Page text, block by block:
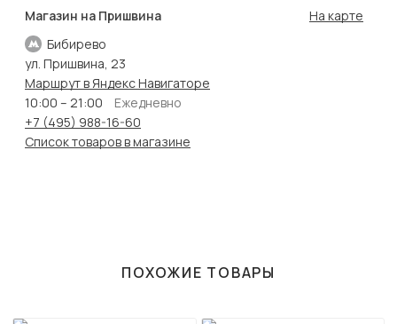
Магазин на Пришвина
Бибирево
На карте
ул. Пришвина, 23
Маршрут в Яндекс Навигаторе
10:00 – 21:00
Ежедневно
+7 (495) 988-16-60
Список товаров в магазине
ПОХОЖИЕ ТОВАРЫ